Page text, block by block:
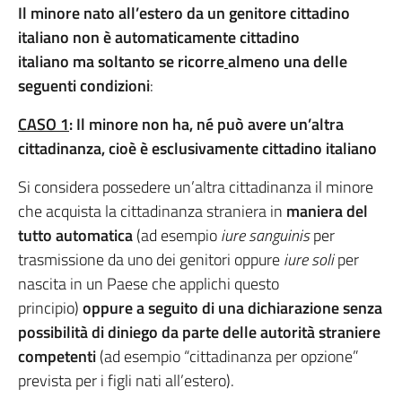
Il minore nato all’esteroda un genitore cittadino
italiano non è automaticamente cittadino
italiano ma soltanto se ricorrealmeno una delle
seguenti condizioni:
CASO 1: Il minore non ha, né può avere un’altra
cittadinanza, cioè è esclusivamente cittadino italiano
Si considera possedere un’altra cittadinanza il minore
che acquista la cittadinanza straniera in maniera del
tutto automatica(ad esempioiure sanguinisper
trasmissione da uno dei genitori oppureiure soliper
nascita in un Paese che applichi questo
principio)oppure a seguito di una dichiarazione senza
possibilità di diniego da parte delle autorità straniere
competenti(ad esempio “cittadinanza per opzione”
prevista per i figli nati all’estero).